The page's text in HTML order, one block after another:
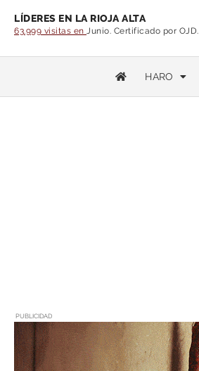
LÍDERES EN LA RIOJA ALTA
63.999 visitas en Junio. Certificado por OJD.
HARO
PUBLICIDAD